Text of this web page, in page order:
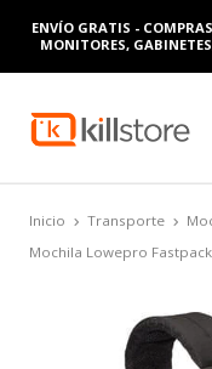
ENVÍO GRATIS -
MONITORES,
Inicio Transporte
Mochila Lowepro Fastpack